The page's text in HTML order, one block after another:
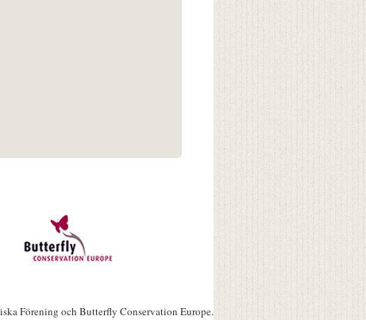
Förening och Butterfly Conservation Europe.